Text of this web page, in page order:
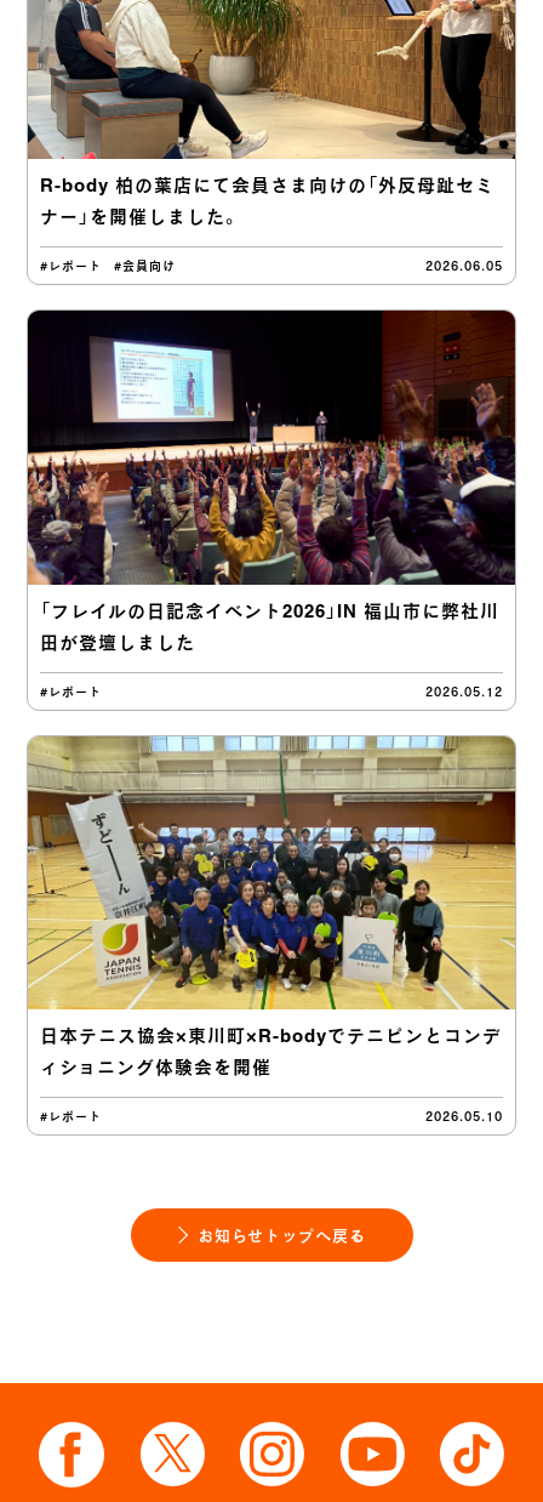
R-body 柏の葉店にて会員さま向けの「外反母趾セミ
ナー」を開催しました。
#レポート #会員向け 2026.06.05
「フレイルの日記念イベント2026」IN 福山市に弊社川
田が登壇しました
#レポート 2026.05.12
日本テニス協会×東川町×R-bodyでテニピンとコンデ
ィショニング体験会を開催
#レポート 2026.05.10
お知らせトップへ戻る